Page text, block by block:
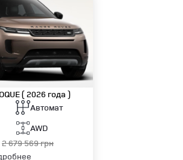
( 2026 года )
Автомат
AWD
2 679 569 грн